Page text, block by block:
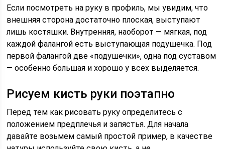
Если посмотреть на руку в профиль, мы увидим, что
внешняя сторона достаточно плоская, выступают
лишь костяшки. Внутренняя, наоборот — мягкая, под
каждой фалангой есть выступающая подушечка. Под
первой фалангой две «подушечки», одна под суставом
— особенно большая и хорошо у всех выделяется.
Рисуем кисть руки поэтапно
Перед тем как рисовать руку определитесь с
положением предплечья и запястья. Для начала
давайте возьмем самый простой пример, в качестве